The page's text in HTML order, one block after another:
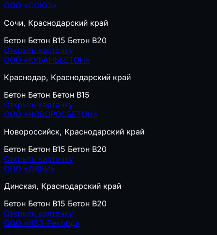
ООО «СОЮЗ»
Сочи, Краснодарский край
Бетон Бетон B15 Бетон B20
Открыть карточку
ООО «КУБАНЬБЕТОН»
Краснодар, Краснодарский край
Бетон Бетон Бетон B15
Открыть карточку
ООО «НОВОРОСБЕТОН»
Новороссийск, Краснодарский край
Бетон Бетон B15 Бетон B20
Открыть карточку
ООО «ДКБИ»
Динская, Краснодарский край
Бетон Бетон B15 Бетон B20
Открыть карточку
ООО «НБЗ-Рекорд»